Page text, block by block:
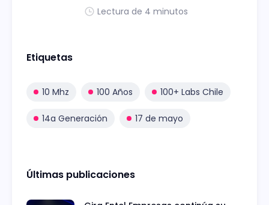
Lectura de 4 minutos
Etiquetas
10 Mhz 100 Años 100+ Labs Chile
14a Generación 17 de mayo
Últimas publicaciones